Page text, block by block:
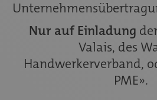
Nur auf Einladung
Valais, des
Handwerkerverband,
PME».